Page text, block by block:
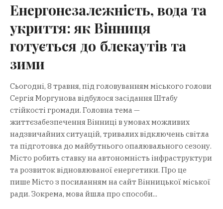
Енергонезалежність, вода та
укриття: як Вінниця
готується до блекаутів та
зими
Сьогодні, 8 травня, під головуванням міського голови
Сергія Моргунова відбулося засідання Штабу
стійкості громади. Головна тема —
життєзабезпечення Вінниці в умовах можливих
надзвичайних ситуацій, тривалих відключень світла
та підготовка до майбутнього опалювального сезону.
Місто робить ставку на автономність інфраструктури
та розвиток відновлюваної енергетики. Про це
пише Місто з посиланням на сайт Вінницької міської
ради. Зокрема, мова йшла про способи...